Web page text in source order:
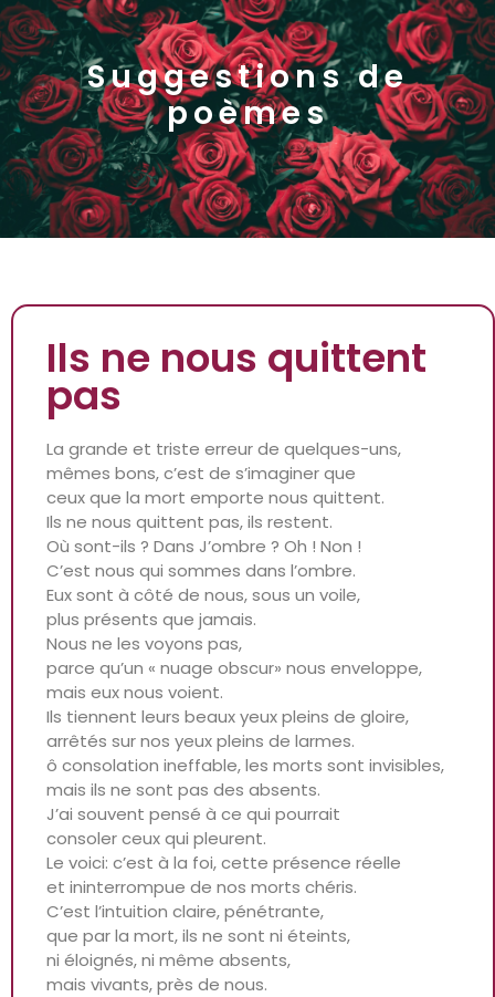
Suggestions de
poèmes
Ils ne nous quittent
pas
La grande et triste erreur de quelques-uns,
mêmes bons, c’est de s’imaginer que
ceux que la mort emporte nous quittent.
Ils ne nous quittent pas, ils restent.
Où sont-ils ? Dans J’ombre ? Oh ! Non !
C’est nous qui sommes dans l’ombre.
Eux sont à côté de nous, sous un voile,
plus présents que jamais.
Nous ne les voyons pas,
parce qu’un « nuage obscur» nous enveloppe,
mais eux nous voient.
Ils tiennent leurs beaux yeux pleins de gloire,
arrêtés sur nos yeux pleins de larmes.
ô consolation ineffable, les morts sont invisibles,
mais ils ne sont pas des absents.
J’ai souvent pensé à ce qui pourrait
consoler ceux qui pleurent.
Le voici: c’est à la foi, cette présence réelle
et ininterrompue de nos morts chéris.
C’est l’intuition claire, pénétrante,
que par la mort, ils ne sont ni éteints,
ni éloignés, ni même absents,
mais vivants, près de nous.